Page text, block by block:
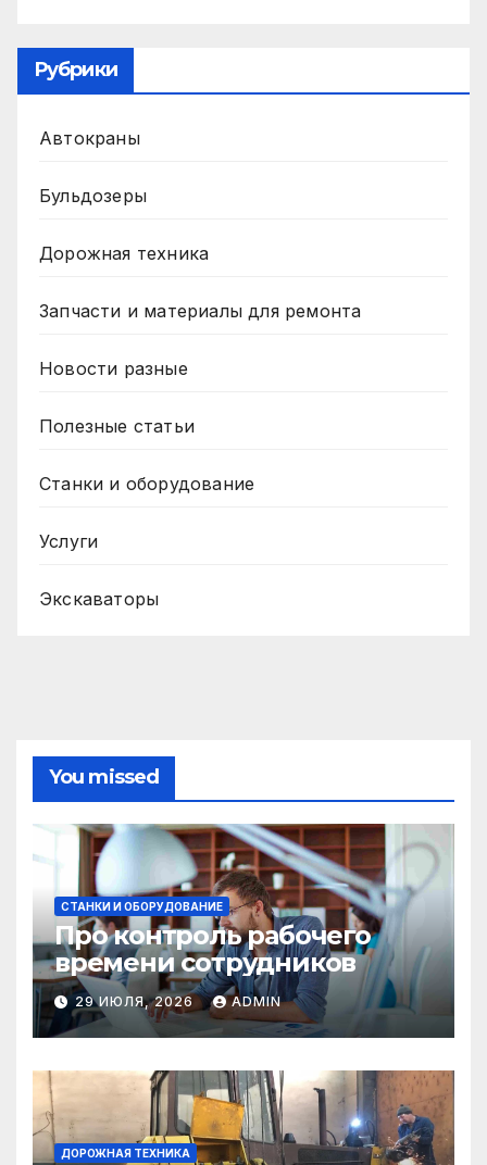
Рубрики
Автокраны
Бульдозеры
Дорожная техника
Запчасти и материалы для ремонта
Новости разные
Полезные статьи
Станки и оборудование
Услуги
Экскаваторы
You missed
СТАНКИ И ОБОРУДОВАНИЕ
Про контроль рабочего
времени сотрудников
29 ИЮЛЯ, 2026 ADMIN
ДОРОЖНАЯ ТЕХНИКА